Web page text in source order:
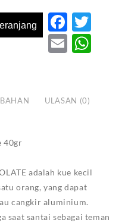
Email
ULASAN (0)
40gr
adalah kue kecil
orang, yang dapat
cangkir aluminium.
saat santai sebagai teman